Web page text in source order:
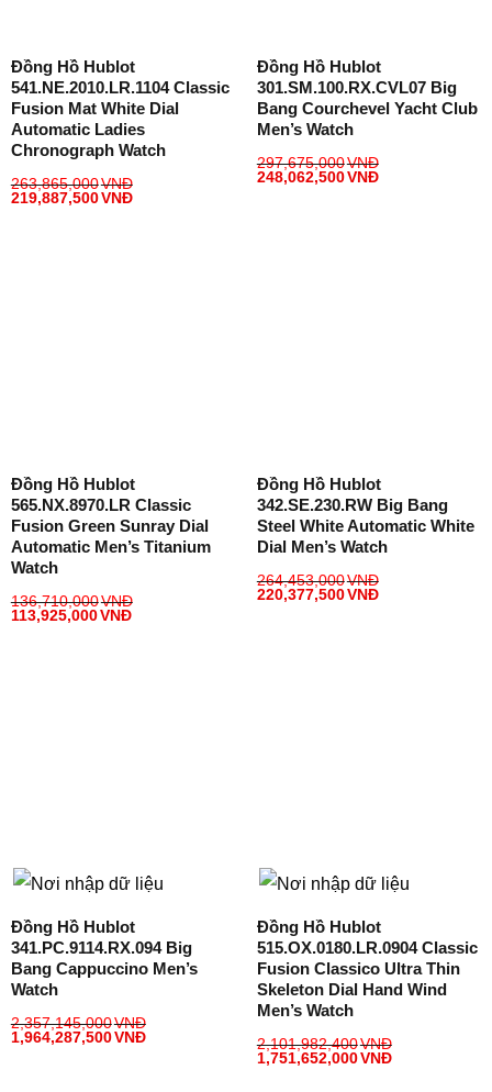
Đồng Hồ Hublot
541.NE.2010.LR.1104 Classic
Fusion Mat White Dial
Automatic Ladies
Chronograph Watch
263,865,000VNĐ
219,887,500VNĐ
Đồng Hồ Hublot
301.SM.100.RX.CVL07 Big
Bang Courchevel Yacht Club
Men’s Watch
297,675,000VNĐ
248,062,500VNĐ
Đồng Hồ Hublot
565.NX.8970.LR Classic
Fusion Green Sunray Dial
Automatic Men’s Titanium
Watch
136,710,000VNĐ
113,925,000VNĐ
Đồng Hồ Hublot
342.SE.230.RW Big Bang
Steel White Automatic White
Dial Men’s Watch
264,453,000VNĐ
220,377,500VNĐ
Đồng Hồ Hublot
341.PC.9114.RX.094 Big
Bang Cappuccino Men’s
Watch
2,357,145,000VNĐ
1,964,287,500VNĐ
Đồng Hồ Hublot
515.OX.0180.LR.0904 Classic
Fusion Classico Ultra Thin
Skeleton Dial Hand Wind
Men’s Watch
2,101,982,400VNĐ
1,751,652,000VNĐ